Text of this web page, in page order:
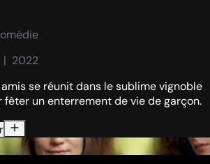
|  2022
se réunit dans le sublime vignoble
fêter un enterrement de vie de garçon.